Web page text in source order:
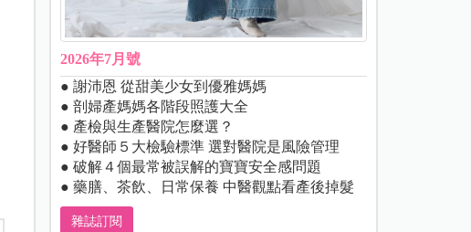
2026年7月號
● 謝沛恩 從甜美少女到優雅媽媽
● 剖婦產媽媽各階段照護大全
● 產檢與生產醫院怎麼選？
● 好醫師５大檢驗標準 選對醫院是風險管理
● 破解４個最常被誤解的寶寶安全感問題
● 藥膳、茶飲、日常保養 中醫觀點看產後掉髮
雜誌訂閱